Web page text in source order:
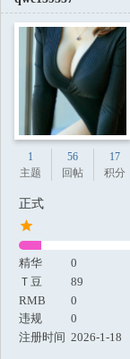
1
主题
56
回帖
17
积分
正式
精华
0
Ｔ豆
89
RMB
0
违规
0
注册时间 2026-1-18